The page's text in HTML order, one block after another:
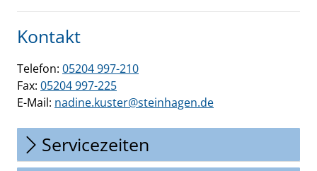
Kontakt
Telefon: 05204 997-210
Fax: 05204 997-225
E-Mail: nadine.kuster@steinhagen.de
Servicezeiten